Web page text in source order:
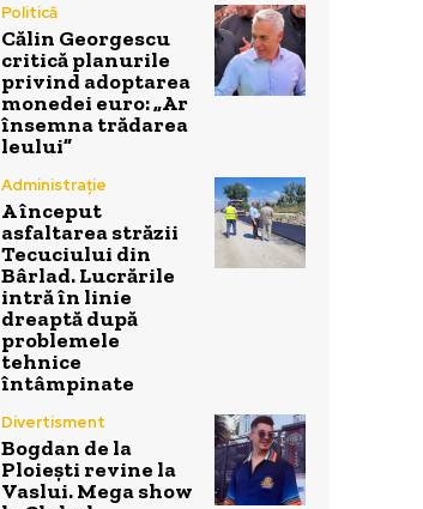
Politică
Călin Georgescu
critică planurile
privind adoptarea
monedei euro: „Ar
însemna trădarea
leului”
Administrație
A început
asfaltarea străzii
Tecuciului din
Bârlad. Lucrările
intră în linie
dreaptă după
problemele
tehnice
întâmpinate
Divertisment
Bogdan de la
Ploiești revine la
Vaslui. Mega show